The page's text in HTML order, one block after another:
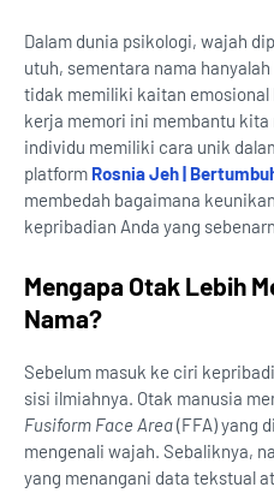
Dalam dunia psikologi, wajah
utuh, sementara nama
tidak memiliki kaitan emosional
kerja memori ini membantu
individu memiliki cara unik
platform Rosnia Jeh |
membedah bagaimana
kepribadian Anda yang
Mengapa Otak Lebih
Nama?
Sebelum masuk ke ciri
sisi ilmiahnya. Otak manusia
Fusiform Face Area(FFA) yang
mengenali wajah. Sebaliknya,
yang menangani data tekstual